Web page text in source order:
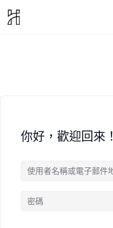
content
你好，歡迎回來！